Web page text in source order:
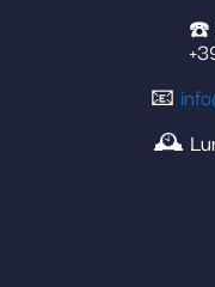
☎️
📧
🕰️